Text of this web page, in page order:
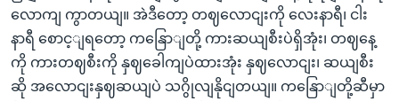
လောကျ ကွာတယျ။ အဲဒီတော့ တဈလောငျးကို လေးနာရီ၊ ငါး
နာရီ စောင့ျရတော့ ကနြောျတို့ ကားဆယျစီးပဲရှိအုံး၊ တဈနေ့
ကို ကားတဈစီးကို နှဈခေါကျပဲထားအုံး နှဈလောငျး၊ ဆယျစီး
ဆို အလောငျးနှဈဆယျပဲ သဂွိုလျနိုငျတယျ။ ကနြောျတို့ဆီမှာ